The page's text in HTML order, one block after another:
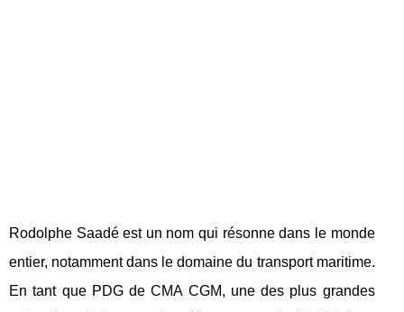
Rodolphe Saadé est un nom qui résonne dans le monde
entier, notamment dans le domaine du transport maritime.
En tant que PDG de CMA CGM, une des plus grandes